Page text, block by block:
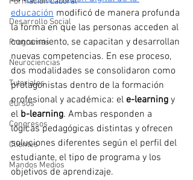
Desarrollo Social
Programas
Neurociencias
Tutoriales
Cursos
Congresos
Clientes
Mandos Medios
educación modificó de manera profunda
la forma en que las personas acceden al
conocimiento, se capacitan y desarrollan
nuevas competencias. En ese proceso,
dos modalidades se consolidaron como
protagonistas dentro de la formación
profesional y académica: el e-learning y
el b-learning. Ambas responden a
lógicas pedagógicas distintas y ofrecen
soluciones diferentes según el perfil del
estudiante, el tipo de programa y los
objetivos de aprendizaje.